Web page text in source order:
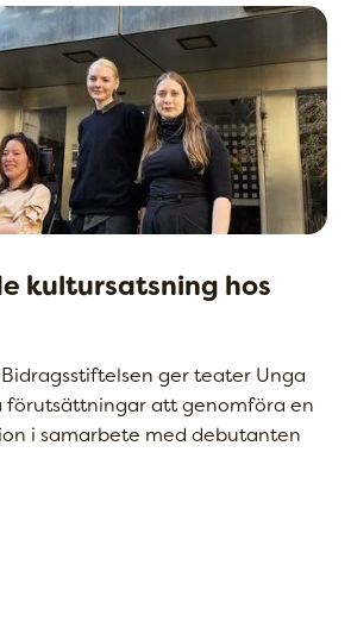
kultursatsning hos
ger teater Unga
förutsättningar att genomföra en
i samarbete med debutanten